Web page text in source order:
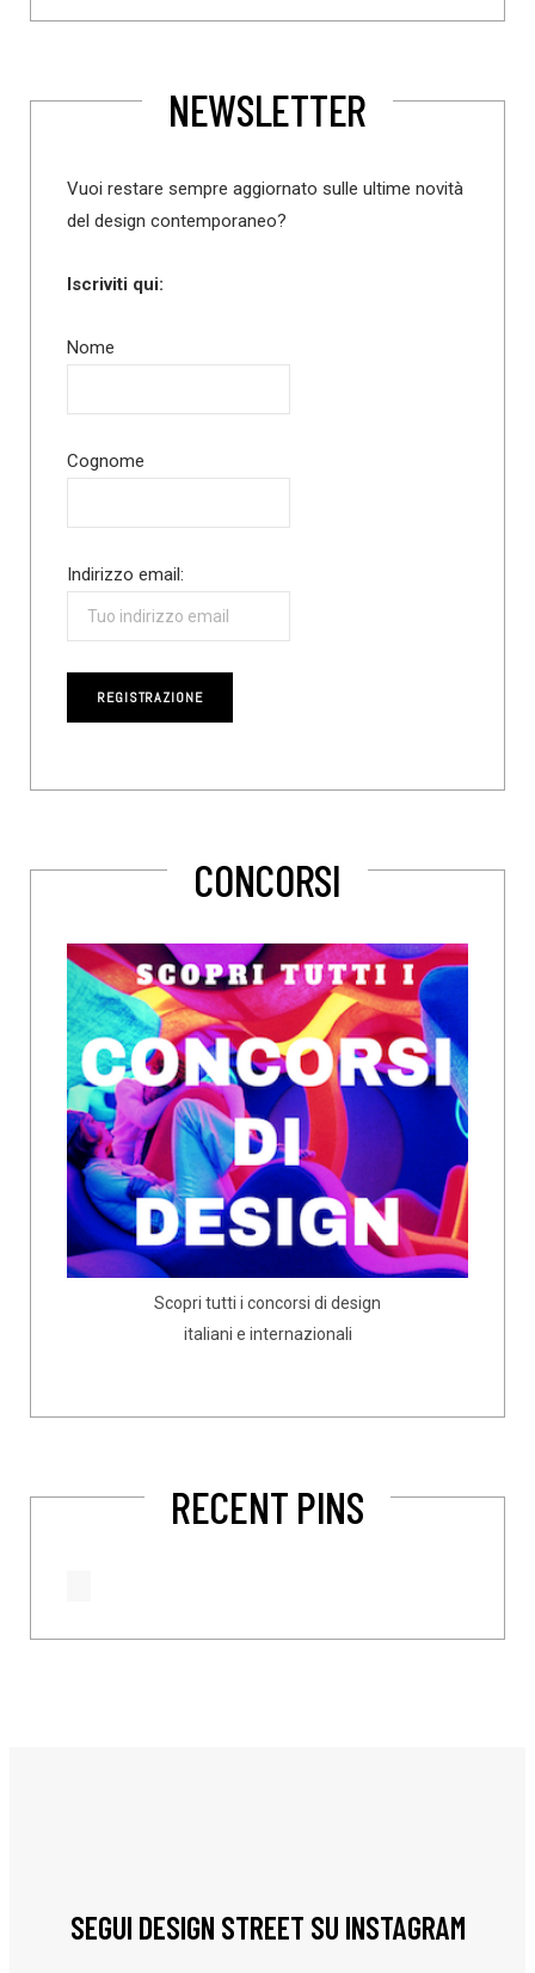
NEWSLETTER
Vuoi restare sempre aggiornato sulle ultime novità
del design contemporaneo?
Iscriviti qui:
Nome
Cognome
Indirizzo email:
CONCORSI
Scopri tutti i concorsi di design
italiani e internazionali
RECENT PINS
SEGUI DESIGN STREET SU INSTAGRAM